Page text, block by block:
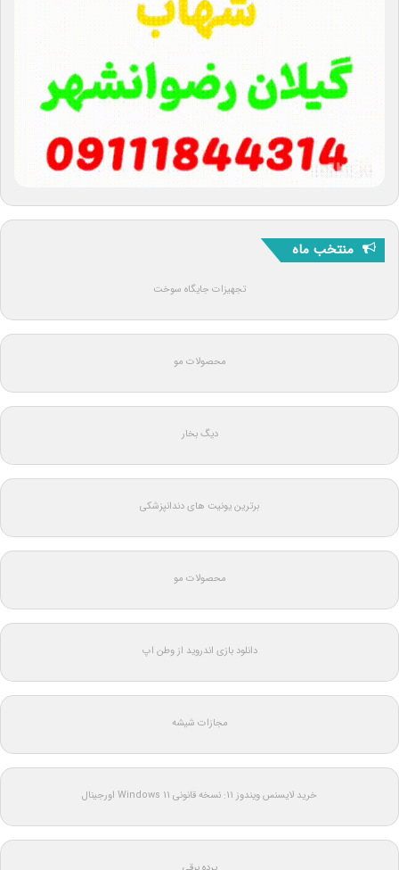
منتخب ماه
تجهیزات جایگاه سوخت
محصولات مو
دیگ بخار
برترین یونیت های دندانپزشکی
محصولات مو
دانلود بازی اندروید از وطن اپ
مجازات شیشه
خرید لایسنس ویندوز 11: نسخه قانونی Windows 11 اورجینال